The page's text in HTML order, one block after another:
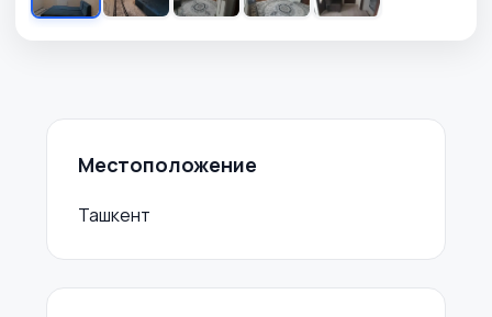
Местоположение
Ташкент